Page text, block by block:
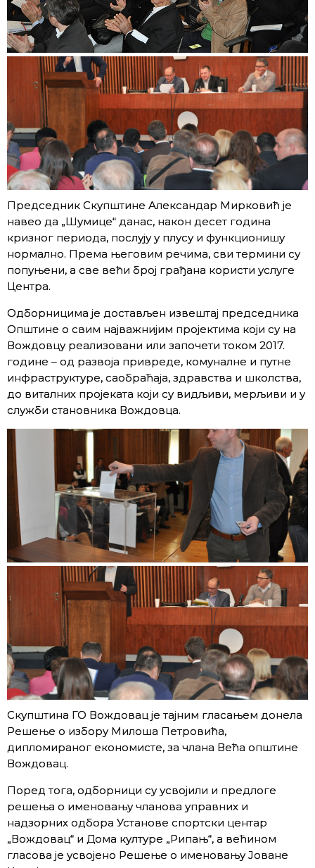
Председник Скупштине Александар Мирковић је
навео да „Шумице“ данас, након десет година
кризног периода, послују у плусу и функционишу
нормално. Према његовим речима, сви термини су
попуњени, а све већи број грађана користи услуге
Центра.
Одборницима је достављен извештај председника
Oпштине о свим најважнијим пројектима који су на
Вождовцу реализовани или започети током 2017.
године – од развоја привреде, комуналне и путне
инфраструктуре, саобраћаја, здравства и школства,
до виталних пројеката који су видљиви, мерљиви и у
служби становника Вождовца.
Скупштина ГО Вождовац је тајним гласањем донела
Решење о избору Милоша Петровића,
дипломираног економисте, за члана Већа општине
Вождовац.
Поред тога, одборници су усвојили и предлоге
решења о именовању чланова управних и
надзорних одбора Установе спортски центар
„Вождовац“ и Дома културе „Рипањ“, а већином
гласова је усвојено Решење о именовању Јоване